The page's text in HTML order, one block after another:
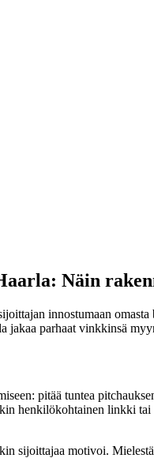
Näin
innostumaan
jakaa parhaat vinkkinsä
pitää tuntea
henkilökohtainen linkki tai
sijoittajaa motivoi.